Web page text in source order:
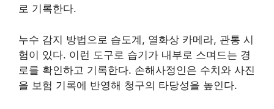
로 기록한다.
누수 감지 방법으로 습도계, 열화상 카메라, 관통 시
험이 있다. 이런 도구로 습기가 내부로 스며드는 경
로를 확인하고 기록한다. 손해사정인은 수치와 사진
을 보험 기록에 반영해 청구의 타당성을 높인다.